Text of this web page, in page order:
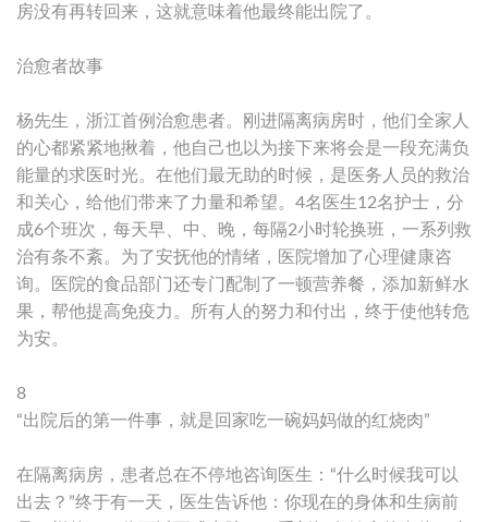
房没有再转回来，这就意味着他最终能出院了。
治愈者故事
杨先生，浙江首例治愈患者。刚进隔离病房时，他们全家人
的心都紧紧地揪着，他自己也以为接下来将会是一段充满负
能量的求医时光。在他们最无助的时候，是医务人员的救治
和关心，给他们带来了力量和希望。4名医生12名护士，分
成6个班次，每天早、中、晚，每隔2小时轮换班，一系列救
治有条不紊。为了安抚他的情绪，医院增加了心理健康咨
询。医院的食品部门还专门配制了一顿营养餐，添加新鲜水
果，帮他提高免疫力。所有人的努力和付出，终于使他转危
为安。
8
“出院后的第一件事，就是回家吃一碗妈妈做的红烧肉”
在隔离病房，患者总在不停地咨询医生：“什么时候我可以
出去？”终于有一天，医生告诉他：你现在的身体和生病前